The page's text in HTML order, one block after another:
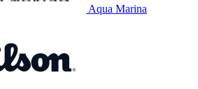
Aqua Marina